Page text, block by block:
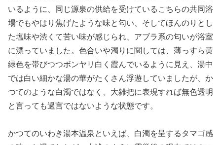
いるように、同じ源泉の供給を受けているこちらの共同浴
場でもやはり焦げたような味と匂い、そしてほんのりとし
た塩味や渋くて苦い味が感じられ、アブラ系の匂いが浴室
に漂っていました。色合いや濁りに関しては、薄っすら黄
緑色を帯びつつボンヤリ白く霞んでいるように見え、湯中
では白い細かな湯の華がたくさん浮遊していましたが、か
つてのような白濁ではなく、大雑把に表現すれば無色透明
と言っても過言ではないような状態です。
かつてのいわき湯本温泉といえば、白濁を呈するタマゴ感